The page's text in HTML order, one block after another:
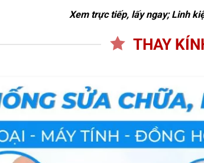
Xem trực tiếp, lấy ngay; Linh
THAY